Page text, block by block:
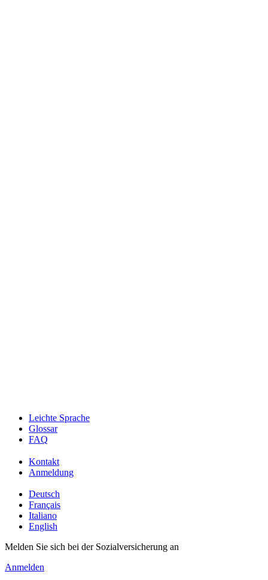
Leichte Sprache
Glossar
FAQ
Kontakt
Anmeldung
Deutsch
Français
Italiano
English
Melden Sie sich bei der Sozialversicherung an
Anmelden